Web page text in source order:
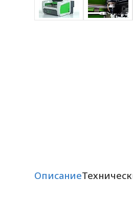
Описание